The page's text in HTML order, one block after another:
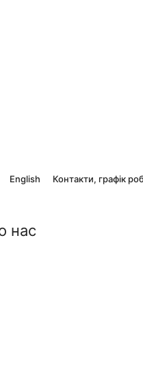
English Контакти, графік
нас